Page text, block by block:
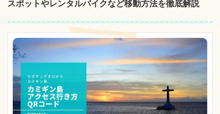
スポットやレンタルバイクなど移動方法を徹底解説